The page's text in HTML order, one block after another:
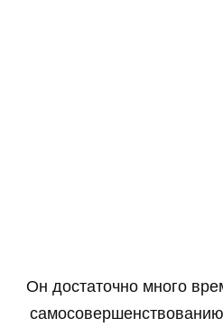
Он достаточно много
самосовершенствованию